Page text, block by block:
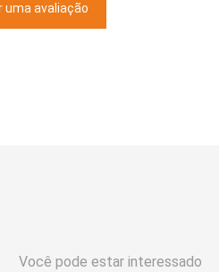
uma avaliação
Você pode estar interessado